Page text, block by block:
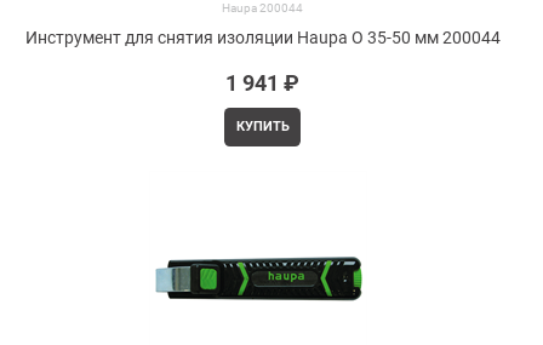
Haupa 200044
Инструмент для снятия изоляции Haupa O 35-50 мм 200044
1 941 ₽
КУПИТЬ